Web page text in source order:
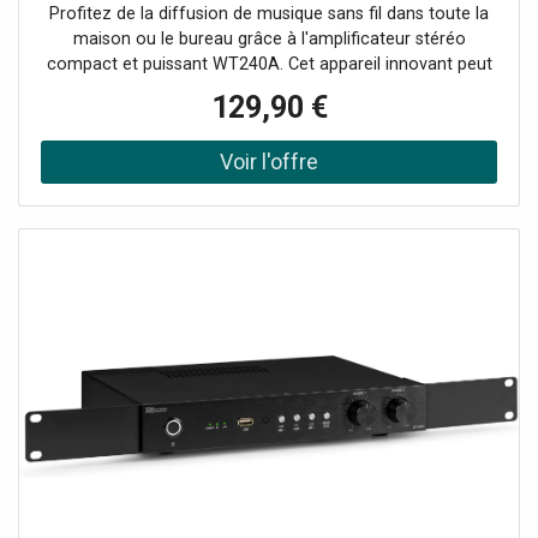
Profitez de la diffusion de musique sans fil dans toute la
maison ou le bureau grâce à l'amplificateur stéréo
compact et puissant WT240A. Cet appareil innovant peut
système audio HiFi multi-pièces sans fil grâce à
l'amplificateur numérique de classe D intégré à la pointe
de la technologie. (puissance de 2x 40 Watt) Il est équipé
de la fonction WIFI pour connecter vos enceintes à votre
exceptionnelle dans plusieurs pièces. L'avenir de la
technologie audio domestique intelligente !Système audio
multiroom compact, Amplificateur stéréo Wi-Fi Plug and
Play, Peut être utilisé avec l'application Legacy player
(Android et iOS), Récepteur BT pour le streaming audio,
129,90 €